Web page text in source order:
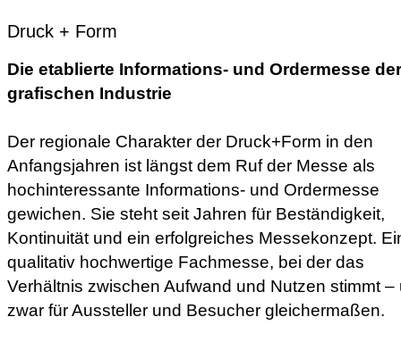
Druck + Form
Die etablierte Informations- und Ordermesse der
grafischen Industrie
Der regionale Charakter der Druck+Form in den
Anfangsjahren ist längst dem Ruf der Messe als
hochinteressante Informations- und Ordermesse
gewichen. Sie steht seit Jahren für Beständigkeit,
Kontinuität und ein erfolgreiches Messekonzept.
qualitativ hochwertige Fachmesse, bei der das
Verhältnis zwischen Aufwand und Nutzen stimmt –
zwar für Aussteller und Besucher gleichermaßen.